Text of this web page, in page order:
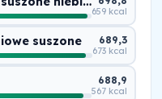
659 kcal
suszone 689,3
673 kcal
688,9
567 kcal